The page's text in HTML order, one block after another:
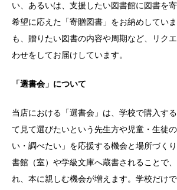
い、あるいは、支援したい図書館に図書を
希望に応えた「寄贈図書」をお納めしてい
も、贈りたい図書の内容や周期など、リク
わせをしてお届けしています。
「選書会」について
当店における「選書会」は、学校で購入す
て見て選びたいという先生方や児童・生徒
い・調べたい」を応援する機会と場所づく
書館（室）や学級文庫へ蔵書されることで
れ、本に親しむ機会が増えます。学校だけ